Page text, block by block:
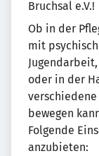
Bruchsal e.V.!
Ob in der
mit
oder in der
bewegen
Folgende
anzubieten: